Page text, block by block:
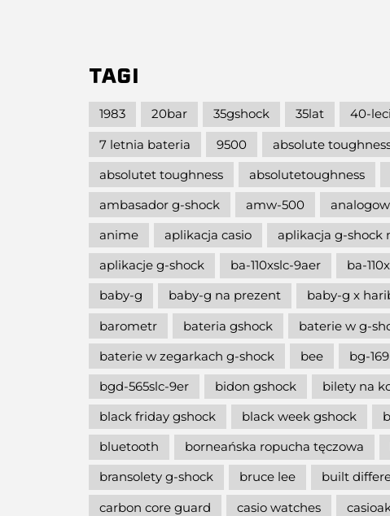
TAGI
1983 20bar 35gshock 35lat
40-
7 letnia bateria
9500
absolute
absolutet toughness
absolutetoughness
ambasador g-shock
amw-500
anime
aplikacja casio
aplikacja g-shock
aplikacje g-shock
ba-110xslc-9aer
ba-
baby-g
baby-g na prezent baby-g x
barometr
bateria gshock
baterie w g-
baterie w zegarkach g-shock
bee
bg-
bgd-565slc-9er
bidon gshock
bilety na
black friday gshock
black week gshock
bluetooth
borneańska ropucha tęczowa
bransolety g-shock
bruce lee built
carbon core guard
casio watches